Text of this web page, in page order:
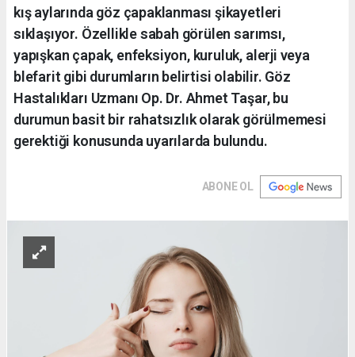
kış aylarında göz çapaklanması şikayetleri
sıklaşıyor. Özellikle sabah görülen sarımsı,
yapışkan çapak, enfeksiyon, kuruluk, alerji veya
blefarit gibi durumların belirtisi olabilir. Göz
Hastalıkları Uzmanı Op. Dr. Ahmet Taşar, bu
durumun basit bir rahatsızlık olarak görülmemesi
gerektiği konusunda uyarılarda bulundu.
ABONE OL